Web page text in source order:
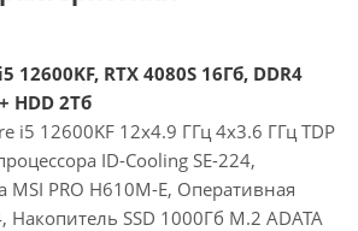
RTX 4080S 16Гб, DDR4
HDD 2Тб
i5 12600KF 12x4.9 ГГц 4x3.6 ГГц TDP
ID-Cooling SE-224,
MSI PRO H610M-E, Оперативная
Накопитель SSD 1000Гб M.2 ADATA